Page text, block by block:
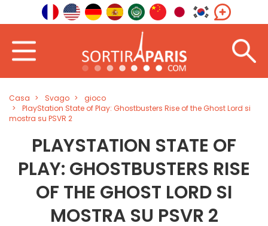
Casa Svago
gioco
PlayStation State of Play: Ghostbusters Rise of the Ghost Lord si
mostra su PSVR 2
PLAYSTATION STATE OF
PLAY: GHOSTBUSTERS RISE
OF THE GHOST LORD SI
MOSTRA SU PSVR 2